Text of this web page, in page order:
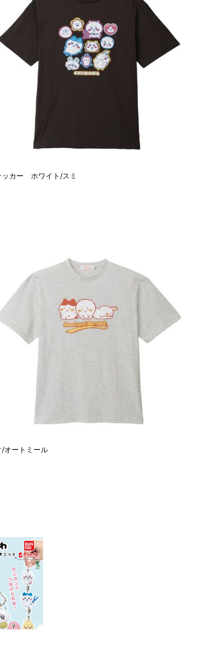
ッカー ホワイト/スミ
オートミール